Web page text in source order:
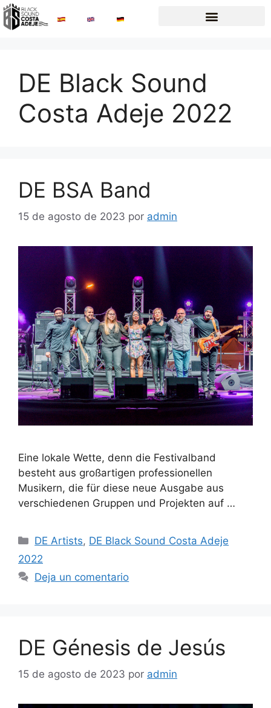
DE Black Sound
Costa Adeje 2022
DE BSA Band
15 de agosto de 2023 por admin
Eine lokale Wette, denn die Festivalband
besteht aus großartigen professionellen
Musikern, die für diese neue Ausgabe aus
verschiedenen Gruppen und Projekten auf …
DE Artists, DE Black Sound Costa Adeje
2022
Deja un comentario
DE Génesis de Jesús
15 de agosto de 2023 por admin